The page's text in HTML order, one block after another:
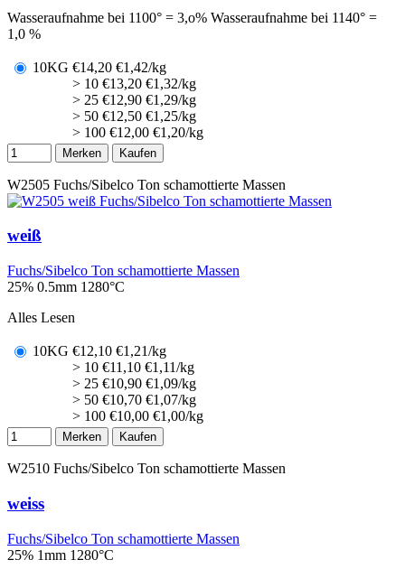
Wasseraufnahme bei 1100° = 3,o% Wasseraufnahme bei 1140° =
1,0 %
10KG €14,20 €1,42/kg
> 10 €13,20 €1,32/kg
> 25 €12,90 €1,29/kg
> 50 €12,50 €1,25/kg
> 100 €12,00 €1,20/kg
Merken Kaufen
W2505 Fuchs/Sibelco Ton schamottierte Massen
weiß
Fuchs/Sibelco Ton schamottierte Massen
25% 0.5mm 1280°C
Alles Lesen
10KG €12,10 €1,21/kg
> 10 €11,10 €1,11/kg
> 25 €10,90 €1,09/kg
> 50 €10,70 €1,07/kg
> 100 €10,00 €1,00/kg
Merken Kaufen
W2510 Fuchs/Sibelco Ton schamottierte Massen
weiss
Fuchs/Sibelco Ton schamottierte Massen
25% 1mm 1280°C